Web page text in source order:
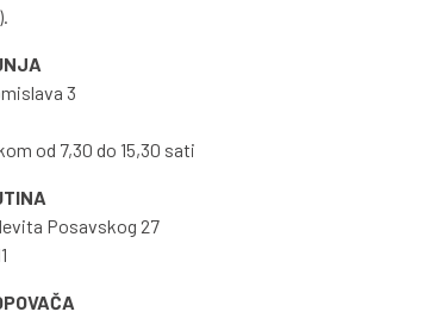
3
od 7,30 do 15,30 sati
Posavskog 27